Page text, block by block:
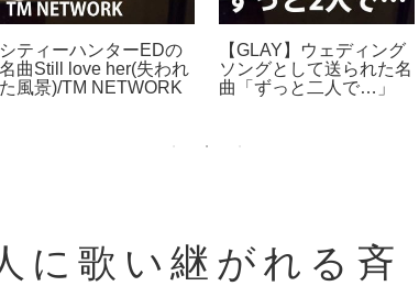
シティーハンターEDの
名曲Still love her(失われ
た風景)/TM NETWORK
【GLAY】ウェディング
ソングとして送られた名
曲「ずっと二人で…」
に歌い継がれる斉